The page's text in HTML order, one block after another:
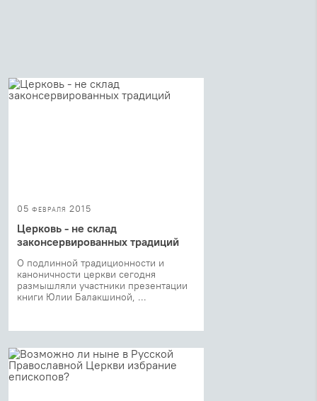
05 февраля 2015
Церковь - не склад
законсервированных традиций
О подлинной традиционности и
каноничности церкви сегодня
размышляли участники презентации
книги Юлии Балакшиной, ...